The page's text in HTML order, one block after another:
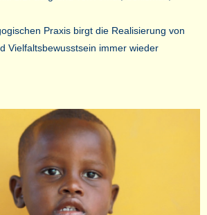
Praxis birgt die Realisierung von
Vielfaltsbewusstsein immer wieder